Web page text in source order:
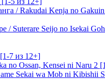
/ Rakudai Kenja no
/ Suterare Seijo no Isekai
7 из 12+]
no Ossan, Kensei ni Naru 2
Sekai wa Mob ni Kibishii